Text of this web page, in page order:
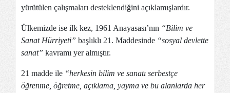
yürütülen çalışmaları desteklendiğini açıklamışlardır.
Ülkemizde ise ilk kez, 1961 Anayasası’nın “Bilim ve
Sanat Hürriyeti” başlıklı 21. Maddesinde “sosyal devlette
sanat” kavramı yer almıştır.
21 madde ile “herke­sin bilim ve sanatı serbestçe
öğrenme, öğretme, açıklama, yayma ve bu alan­larda her